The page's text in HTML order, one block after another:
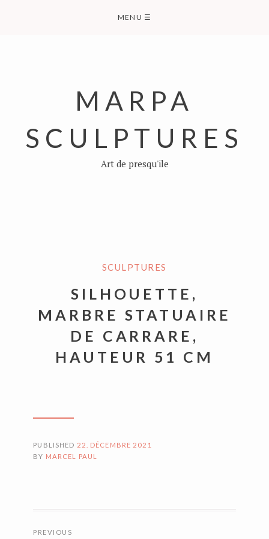
MENU ☰
MARPA
SCULPTURES
Art de presqu'ile
SCULPTURES
SILHOUETTE,
MARBRE STATUAIRE
DE CARRARE,
HAUTEUR 51 CM
PUBLISHED 22. DÉCEMBRE 2021
BY MARCEL PAUL
PREVIOUS